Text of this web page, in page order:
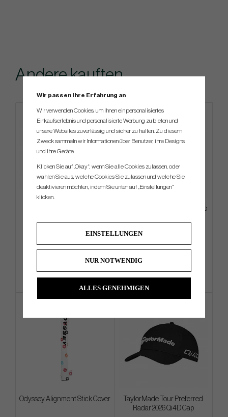
Andere kauften...
4 FOR 3
Kaufen
Callaway TA Performance Pro
Info
Odyssey Alignment Stick Cover
TaylorMade Tour Preferred
Radar 2026 Qi4D Cap
Wir passen Ihre Erfahrung an
Wir verwenden Cookies, um Ihnen ein personalisiertes
Einkaufserlebnis und personalisierte Werbung zu bieten und
unsere Websites zuverlässig und sicher zu halten. Zu diesem
Zweck sammeln wir Informationen über Benutzer, ihre Designs
und ihre Geräte.
Klicken Sie auf „Okay“, wenn Sie alle Cookies zulassen, oder
wählen Sie aus, welche Cookies Sie zulassen und welche Sie
deaktivieren möchten, indem Sie unten auf „Einstellungen“
klicken.
EINSTELLUNGEN
NUR NOTWENDIG
ALLES GENEHMIGEN